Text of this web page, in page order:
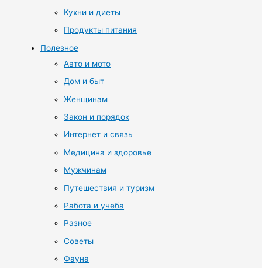
Кухни и диеты
Продукты питания
Полезное
Авто и мото
Дом и быт
Женщинам
Закон и порядок
Интернет и связь
Медицина и здоровье
Мужчинам
Путешествия и туризм
Работа и учеба
Разное
Советы
Фауна